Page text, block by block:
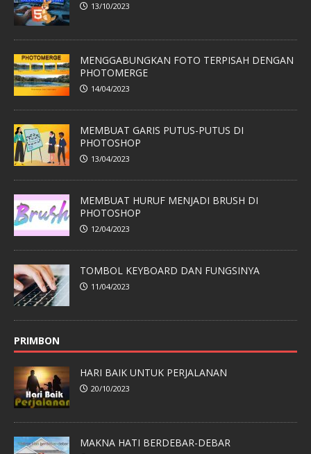
13/10/2023
MENGGABUNGKAN FOTO TERPISAH DENGAN
PHOTOMERGE
14/04/2023
MEMBUAT GARIS PUTUS-PUTUS DI
PHOTOSHOP
13/04/2023
MEMBUAT HURUF MENJADI BRUSH DI
PHOTOSHOP
12/04/2023
TOMBOL KEYBOARD DAN FUNGSINYA
11/04/2023
PRIMBON
HARI BAIK UNTUK PERJALANAN
20/10/2023
MAKNA HATI BERDEBAR-DEBAR